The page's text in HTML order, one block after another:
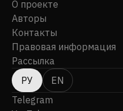
О проекте
Авторы
Контакты
Правовая информация
Рассылка
РУ
EN
Telegram